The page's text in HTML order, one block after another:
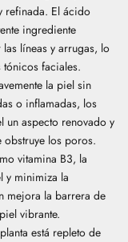
refinada. El ácido
ingrediente
líneas y arrugas, lo
faciales.
la piel sin
o inflamadas, los
un aspecto renovado y
los poros.
vitamina B3, la
y minimiza la
mejora la barrera de
vibrante.
está repleto de